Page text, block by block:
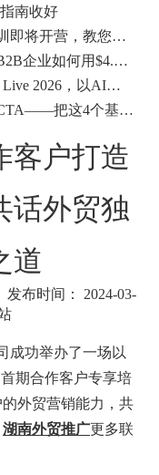
南收好
广告费烧了不见询盘？长沙实战集训即将开营，教您SEM投放+GEO流量收割，把预算变成真订单
国外展会仅剩15天开启：这家建材B2B企业如何用$4.1撬动近500条本地经销商线索？
万成云商受邀出席Google Marketing Live 2026，以AI之力领航出海增长新浪潮
提高谷歌广告转化率，先别急着测CTA——把这4个基础动作做对，比什么都管用
客户打造
话外贸独
道
布时间： 2024-03-
成功举办了一场以
期合作客户专享培
外贸营销能力，共
湖南外贸推广更多联